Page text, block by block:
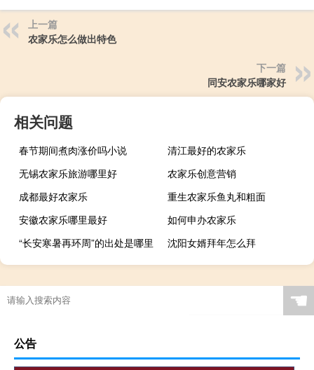
上一篇
农家乐怎么做出特色
下一篇
同安农家乐哪家好
相关问题
春节期间煮肉涨价吗小说
清江最好的农家乐
无锡农家乐旅游哪里好
农家乐创意营销
成都最好农家乐
重生农家乐鱼丸和粗面
安徽农家乐哪里最好
如何申办农家乐
“长安寒暑再环周”的出处是哪里
沈阳女婿拜年怎么拜
☚
公告